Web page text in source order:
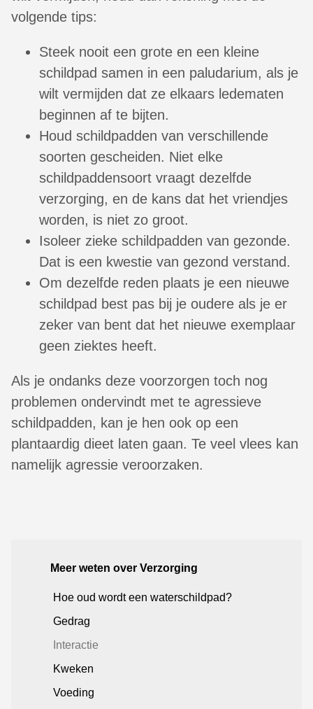
volgende tips:
Steek nooit een grote en een kleine
schildpad samen in een paludarium, als je
wilt vermijden dat ze elkaars ledematen
beginnen af te bijten.
Houd schildpadden van verschillende
soorten gescheiden. Niet elke
schildpaddensoort vraagt dezelfde
verzorging, en de kans dat het vriendjes
worden, is niet zo groot.
Isoleer zieke schildpadden van gezonde.
Dat is een kwestie van gezond verstand.
Om dezelfde reden plaats je een nieuwe
schildpad best pas bij je oudere als je er
zeker van bent dat het nieuwe exemplaar
geen ziektes heeft.
Als je ondanks deze voorzorgen toch nog
problemen ondervindt met te agressieve
schildpadden, kan je hen ook op een
plantaardig dieet laten gaan. Te veel vlees kan
namelijk agressie veroorzaken.
Meer weten over Verzorging
Hoe oud wordt een waterschildpad?
Gedrag
Interactie
Kweken
Voeding